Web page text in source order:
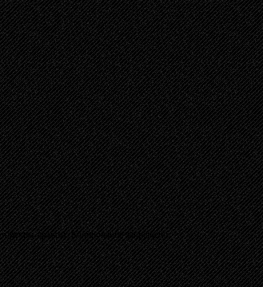
правом. Копирование запрещено.